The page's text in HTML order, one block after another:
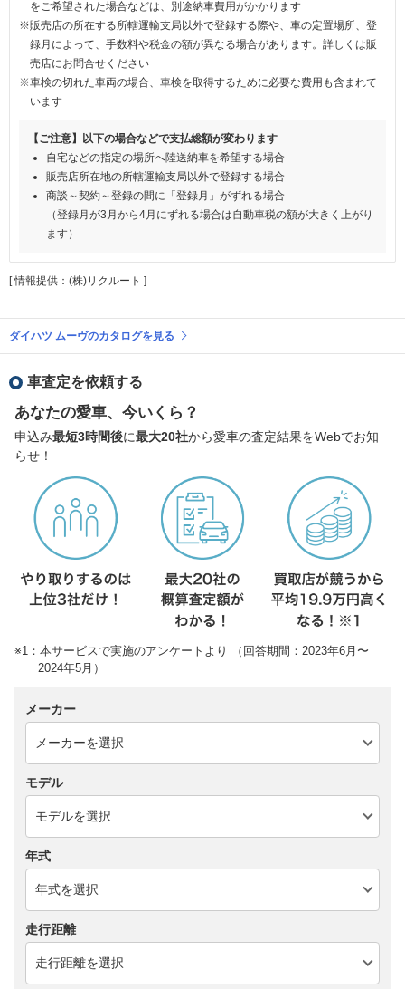
をご希望された場合などは、別途納車費用がかかります
※販売店の所在する所轄運輸支局以外で登録する際や、車の定置場所、登
録月によって、手数料や税金の額が異なる場合があります。詳しくは販
売店にお問合せください
※車検の切れた車両の場合、車検を取得するために必要な費用も含まれて
います
【ご注意】以下の場合などで支払総額が変わります
自宅などの指定の場所へ陸送納車を希望する場合
販売店所在地の所轄運輸支局以外で登録する場合
商談～契約～登録の間に「登録月」がずれる場合
（登録月が3月から4月にずれる場合は自動車税の額が大きく上がり
ます）
[ 情報提供：(株)リクルート ]
ダイハツ ムーヴのカタログを見る
車査定を依頼する
あなたの愛車、今いくら？
申込み最短3時間後に最大20社から愛車の査定結果をWebでお知
らせ！
※1：本サービスで実施のアンケートより （回答期間：2023年6月〜
2024年5月）
メーカー
モデル
年式
走行距離